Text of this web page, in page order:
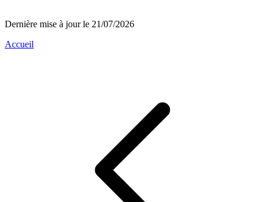
Dernière mise à jour le 21/07/2026
Accueil